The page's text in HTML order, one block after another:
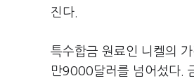
진다.
특수합금 원료인 니켈의
만9000달러를 넘어섰다.